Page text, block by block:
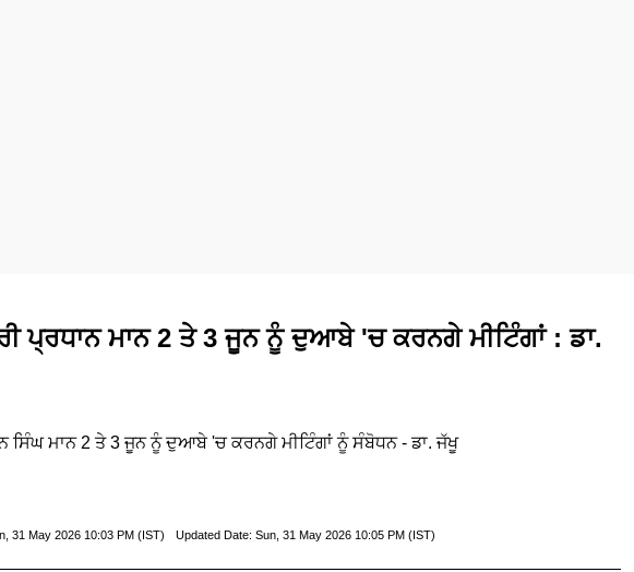
ਪ੍ਰਧਾਨ ਮਾਨ 2 ਤੇ 3 ਜੂਨ ਨੂੰ ਦੁਆਬੇ 'ਚ ਕਰਨਗੇ ਮੀਟਿੰਗਾਂ : ਡਾ.
ਸਿੰਘ ਮਾਨ 2 ਤੇ 3 ਜੂਨ ਨੂੰ ਦੁਆਬੇ 'ਚ ਕਰਨਗੇ ਮੀਟਿੰਗਾਂ ਨੂੰ ਸੰਬੋਧਨ - ਡਾ. ਜੱਖੂ
31 May 2026 10:03 PM (IST) Updated Date: Sun, 31 May 2026 10:05 PM (IST)